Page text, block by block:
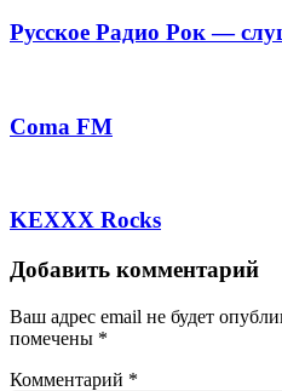
Русское Радио Рок —
Coma FM
KEXXX Rocks
Добавить комментарий
Ваш адрес email не будет
помечены *
Комментарий *